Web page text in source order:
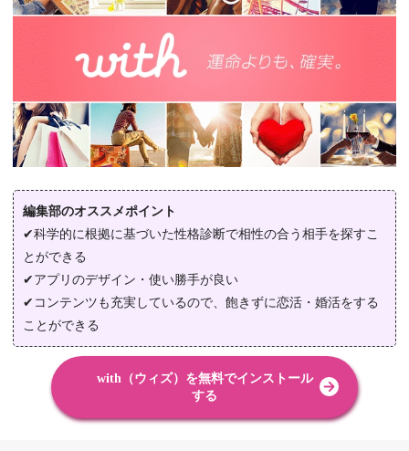
編集部のオススメポイント
✔科学的に根拠に基づいた性格診断で相性の合う相手を探すこ
とができる
✔アプリのデザイン・使い勝手が良い
✔コンテンツも充実しているので、飽きずに恋活・婚活をする
ことができる
with（ウィズ）を無料でインストール
する